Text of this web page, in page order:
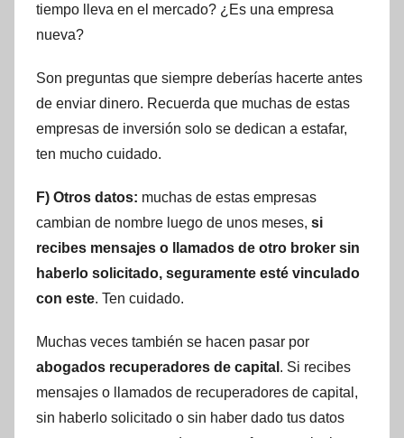
tiempo lleva en el mercado? ¿Es una empresa
nueva?
Son preguntas que siempre deberías hacerte antes
de enviar dinero. Recuerda que muchas de estas
empresas de inversión solo se dedican a estafar,
ten mucho cuidado.
F) Otros datos: muchas de estas empresas
cambian de nombre luego de unos meses, si
recibes mensajes o llamados de otro broker sin
haberlo solicitado, seguramente esté vinculado
con este. Ten cuidado.
Muchas veces también se hacen pasar por
abogados recuperadores de capital . Si recibes
mensajes o llamados de recuperadores de capital,
sin haberlo solicitado o sin haber dado tus datos